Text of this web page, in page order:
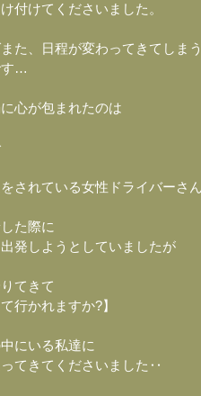
付けてくださいました。
た、日程が変わってきてしま
す…
心が包まれたのは
されている女性ドライバーさ
た際に
発しようとしていましたが
てきて
行かれますか?】
にいる私達に
てきてくださいました‥